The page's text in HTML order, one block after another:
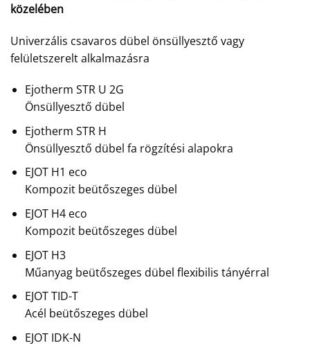
közelében
Univerzális csavaros dübel önsüllyesztő vagy
felületszerelt alkalmazásra
Ejotherm STR U 2G
Önsüllyesztő dübel
Ejotherm STR H
Önsüllyesztő dübel fa rögzítési alapokra
EJOT H1 eco
Kompozit beütőszeges dübel
EJOT H4 eco
Kompozit beütőszeges dübel
EJOT H3
Műanyag beütőszeges dübel flexibilis tányérral
EJOT TID-T
Acél beütőszeges dübel
EJOT IDK-N